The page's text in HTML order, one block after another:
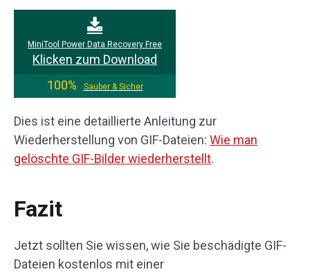
MiniTool Power Data Recovery Free
Klicken zum Download
100%
Sauber & Sicher
Dies ist eine detaillierte Anleitung zur
Wiederherstellung von GIF-Dateien: Wie man
gelöschte GIF-Bilder wiederherstellt.
Fazit
Jetzt sollten Sie wissen, wie Sie beschädigte GIF-
Dateien kostenlos mit einer